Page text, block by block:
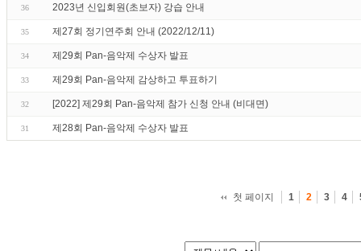
36 2023년 신입회원(초보자) 강습 안내
35 제27회 정기연주회 안내 (2022/12/11)
34 제29회 Pan-음악제 수상자 발표
33 제29회 Pan-음악제 감상하고 투표하기
32 [2022] 제29회 Pan-음악제 참가 신청 안내 (비대면)
31 제28회 Pan-음악제 수상자 발표
첫 페이지 1 2 3 4